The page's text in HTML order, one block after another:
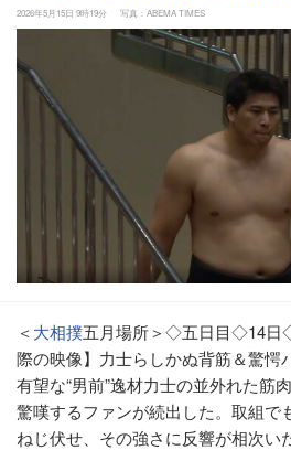
2026年5月15日 9時19分 写真：ABEMA TIMES
＜大相撲五月場所＞◇五日目◇14日
際の映像】力士らしかぬ背筋＆驚愕
有望な“男前”逸材力士の並外れた筋
驚嘆するファンが続出した。取組で
ねじ伏せ、その強さに反響が相次い